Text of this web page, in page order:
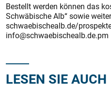
Bestellt werden können das
Schwäbische Alb“ sowie
­schwaebischealb.de/
info@schwaebischealb.de.pm
LESEN SIE AUCH